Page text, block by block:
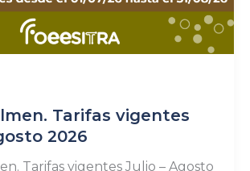
Tarifas vigentes
2026
Tarifas vigentes Julio – Agosto